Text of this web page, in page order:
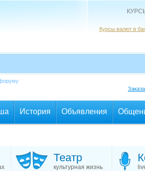
Курсы валют в
История Объявления
Театр
культурная жизнь